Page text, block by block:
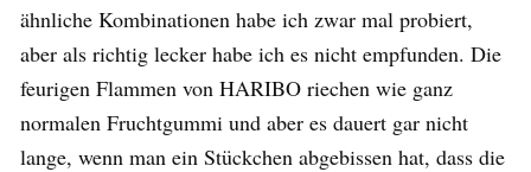
ähnliche Kombinationen habe ich zwar mal probiert,
aber als richtig lecker habe ich es nicht empfunden. Die
feurigen Flammen von HARIBO riechen wie ganz
normalen Fruchtgummi und aber es dauert gar nicht
lange, wenn man ein Stückchen abgebissen hat, dass die